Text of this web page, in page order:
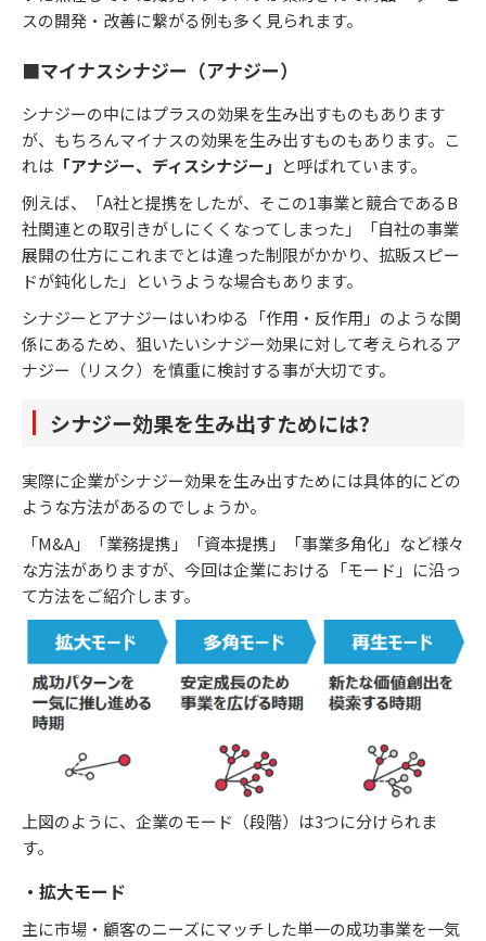
スの開発・改善に繋がる例も多く見られます。
■マイナスシナジー（アナジー）
シナジーの中にはプラスの効果を生み出すものもあります
が、もちろんマイナスの効果を生み出すものもあります。こ
れは 「アナジー、ディスシナジー」 と呼ばれています。
例えば、「A社と提携をしたが、そこの1事業と競合であるB
社関連との取引きがしにくくなってしまった」「自社の事業
展開の仕方にこれまでとは違った制限がかかり、拡販スピー
ドが鈍化した」というような場合もあります。
シナジーとアナジーはいわゆる「作用・反作用」のような関
係にあるため、狙いたいシナジー効果に対して考えられるア
ナジー（リスク）を慎重に検討する事が大切です。
シナジー効果を生み出すためには？
実際に企業がシナジー効果を生み出すためには具体的にどの
ような方法があるのでしょうか。
「M&A」「業務提携」「資本提携」「事業多角化」など様々
な方法がありますが、今回は企業における「モード」に沿っ
て方法をご紹介します。
上図のように、企業のモード（段階）は3つに分けられま
す。
・拡大モード
主に市場・顧客のニーズにマッチした単一の成功事業を一気